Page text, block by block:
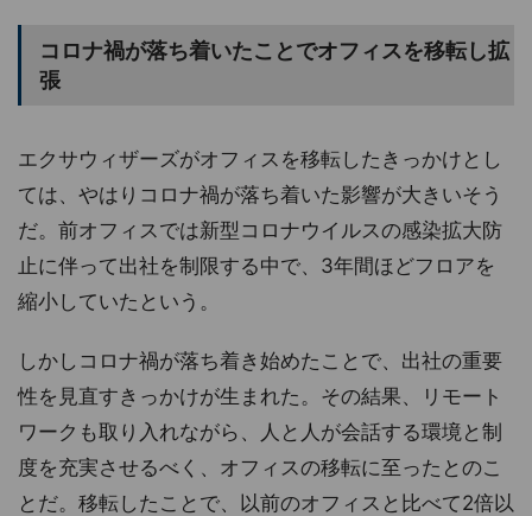
コロナ禍が落ち着いたことでオフィスを移転し拡
張
エクサウィザーズがオフィスを移転したきっかけとし
ては、やはりコロナ禍が落ち着いた影響が大きいそう
だ。前オフィスでは新型コロナウイルスの感染拡大防
止に伴って出社を制限する中で、3年間ほどフロアを
縮小していたという。
しかしコロナ禍が落ち着き始めたことで、出社の重要
性を見直すきっかけが生まれた。その結果、リモート
ワークも取り入れながら、人と人が会話する環境と制
度を充実させるべく、オフィスの移転に至ったとのこ
とだ。移転したことで、以前のオフィスと比べて2倍以